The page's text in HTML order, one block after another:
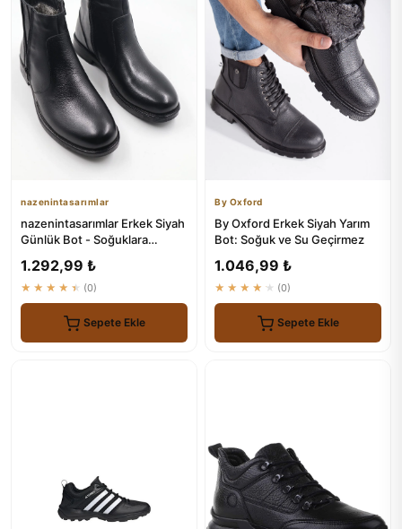
nazenintasarımlar
nazenintasarımlar Erkek Siyah
Günlük Bot - Soğuklara
1.292,99 ₺
★★★★★ (0)
Sepete Ekle
By Oxford
By Oxford Erkek Siyah Yarım
Bot: Soğuk ve Su Geçirmez
1.046,99 ₺
★★★★★ (0)
Sepete Ekle